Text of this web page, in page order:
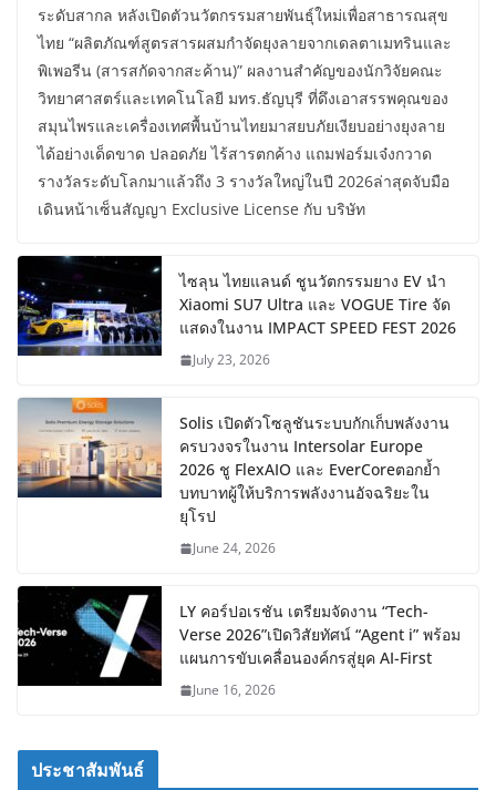
ระดับสากล หลังเปิดตัวนวัตกรรมสายพันธุ์ใหม่เพื่อสาธารณสุข
ไทย “ผลิตภัณฑ์สูตรสารผสมกำจัดยุงลายจากเดลตาเมทรินและ
พิเพอรีน (สารสกัดจากสะค้าน)” ผลงานสำคัญของนักวิจัยคณะ
วิทยาศาสตร์และเทคโนโลยี มทร.ธัญบุรี ที่ดึงเอาสรรพคุณของ
สมุนไพรและเครื่องเทศพื้นบ้านไทยมาสยบภัยเงียบอย่างยุงลาย
ได้อย่างเด็ดขาด ปลอดภัย ไร้สารตกค้าง แถมฟอร์มเจ๋งกวาด
รางวัลระดับโลกมาแล้วถึง 3 รางวัลใหญ่ในปี 2026ล่าสุดจับมือ
เดินหน้าเซ็นสัญญา Exclusive License กับ บริษัท
ไซลุน ไทยแลนด์ ชูนวัตกรรมยาง EV นำ
Xiaomi SU7 Ultra และ VOGUE Tire จัด
แสดงในงาน IMPACT SPEED FEST 2026
July 23, 2026
Solis เปิดตัวโซลูชันระบบกักเก็บพลังงาน
ครบวงจรในงาน Intersolar Europe
2026 ชู FlexAIO และ EverCoreตอกย้ำ
บทบาทผู้ให้บริการพลังงานอัจฉริยะใน
ยุโรป
June 24, 2026
LY คอร์ปอเรชัน เตรียมจัดงาน “Tech-
Verse 2026”เปิดวิสัยทัศน์ “Agent i” พร้อม
แผนการขับเคลื่อนองค์กรสู่ยุค AI-First
June 16, 2026
ประชาสัมพันธ์